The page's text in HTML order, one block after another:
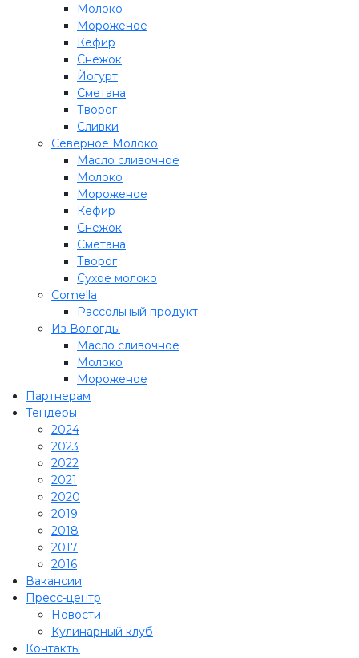
Молоко
Мороженое
Кефир
Снежок
Йогурт
Сметана
Творог
Сливки
Северное Молоко
Масло сливочное
Молоко
Мороженое
Кефир
Снежок
Сметана
Творог
Сухое молоко
Comеlla
Рассольный продукт
Из Вологды
Масло сливочное
Молоко
Мороженое
Партнерам
Тендеры
2024
2023
2022
2021
2020
2019
2018
2017
2016
Вакансии
Пресс-центр
Новости
Кулинарный клуб
Контакты